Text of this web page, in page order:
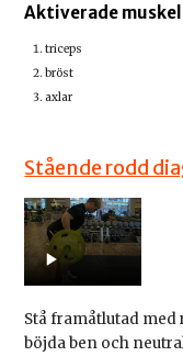
Aktiverade
triceps
bröst
axlar
Stående rodd
Stå framåtlutad
böjda ben och